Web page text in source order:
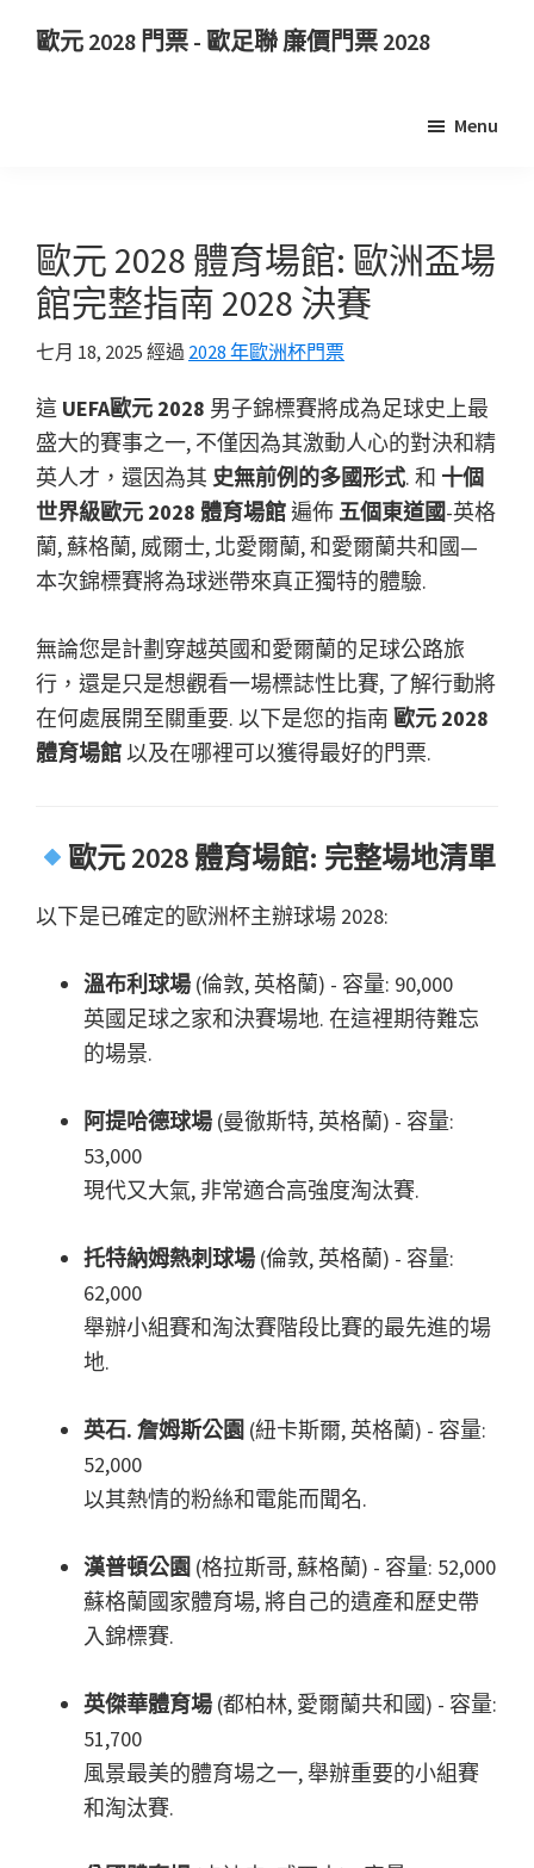
歐元 2028 門票 - 歐足聯 廉價門票 2028
歐
元
2028
歐
足
球
錦
標
賽
門
倫
敦
溫
布
徹
斯
特,
Menu
歐元 2028 體育場館: 歐洲盃場
館完整指南 2028 決賽
七月 18, 2025 經過 2028 年歐洲杯門票
這 UEFA歐元 2028 男子錦標賽將成為足球史上最
盛大的賽事之一, 不僅因為其激動人心的對決和精
英人才，還因為其 史無前例​​的多國形式. 和 十個
世界級歐元 2028 體育場館遍佈 五個東道國-英格
蘭, 蘇格蘭, 威爾士, 北愛爾蘭, 和愛爾蘭共和國—
本次錦標賽將為球迷帶來真正獨特的體驗.
無論您是計劃穿越英國和愛爾蘭的足球公路旅
行，還是只是想觀看一場標誌性比賽, 了解行動將
在何處展開至關重要. 以下是您的指南 歐元 2028
體育場館以及在哪裡可以獲得最好的門票.
歐元 2028 體育場館: 完整場地清單
以下是已確定的歐洲杯主辦球場 2028:
溫布利球場 (倫敦, 英格蘭) - 容量: 90,000
英國足球之家和決賽場地. 在這裡期待難忘
的場景.
阿提哈德球場 (曼徹斯特, 英格蘭) - 容量:
53,000
現代又大氣, 非常適合高強度淘汰賽.
托特納姆熱刺球場 (倫敦, 英格蘭) - 容量:
62,000
舉辦小組賽和淘汰賽階段比賽的最先進的場
地.
英石. 詹姆斯公園 (紐卡斯爾, 英格蘭) - 容量:
52,000
以其熱情的粉絲和電能而聞名.
漢普頓公園 (格拉斯哥, 蘇格蘭) - 容量: 52,000
蘇格蘭國家體育場, 將自己的遺產和歷史帶
入錦標賽.
英傑華體育場 (都柏林, 愛爾蘭共和國) - 容量:
51,700
風景最美的體育場之一, 舉辦重要的小組賽
和淘汰賽.